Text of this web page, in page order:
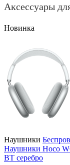
Аксессуары
Новинка
Наушники
Наушники Hoco
BT серебро